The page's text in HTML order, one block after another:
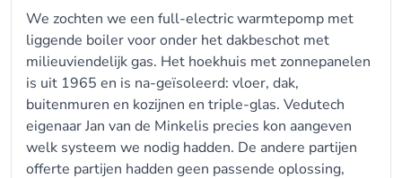
We zochten we een full-electric warmtepomp met
liggende boiler voor onder het dakbeschot met
milieuviendelijk gas. Het hoekhuis met zonnepanelen
is uit 1965 en is na-geïsoleerd: vloer, dak,
buitenmuren en kozijnen en triple-glas. Vedutech
eigenaar Jan van de Minkelis precies kon aangeven
welk systeem we nodig hadden. De andere partijen
offerte partijen hadden geen passende oplossing,